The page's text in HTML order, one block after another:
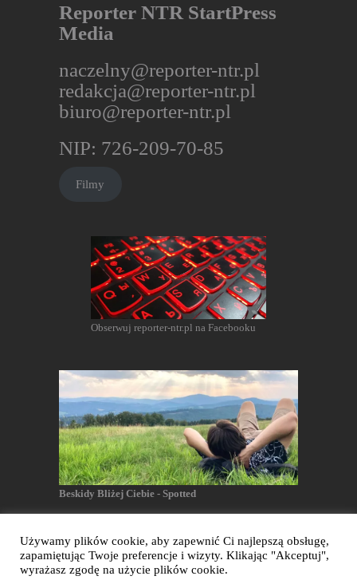
Reporter NTR StartPress
Media
naczelny@reporter-ntr.pl
redakcja@reporter-ntr.pl
biuro@reporter-ntr.pl
NIP: 726-209-70-85
Filmy
Obserwuj reporter-ntr.pl na Facebooku
Beskidy Bliżej Ciebie - Spotted
Reporter NTR - Wszelkie prawa zastrzeżone
Używamy plików cookie, aby zapewnić Ci najlepszą obsługę,
zapamiętując Twoje preferencje i wizyty. Klikając "Akceptuj",
wyrażasz zgodę na użycie plików cookie.